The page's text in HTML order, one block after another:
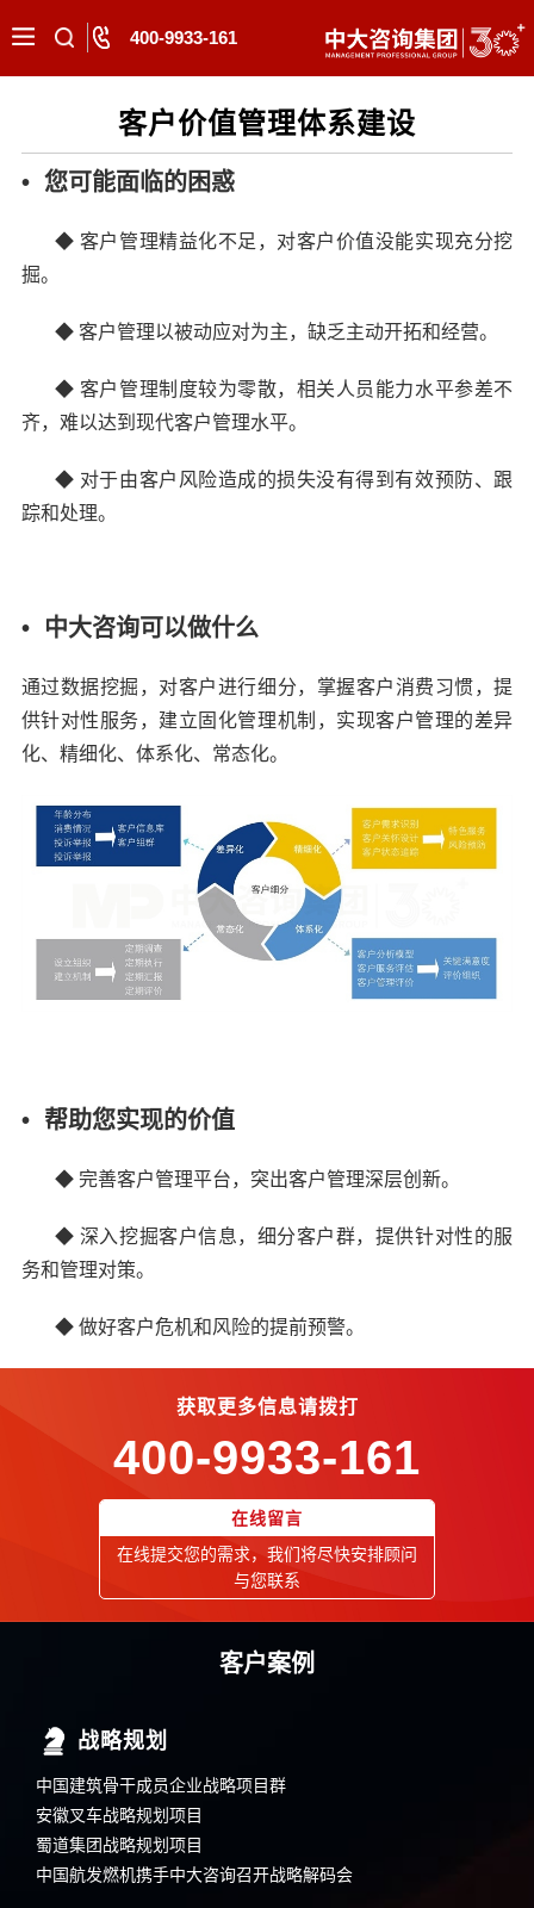
400-9933-161
客户价值管理体系建设
• 您可能面临的困惑
◆ 客户管理精益化不足，对客户价值没能实现充分挖
掘。
◆ 客户管理以被动应对为主，缺乏主动开拓和经营。
◆ 客户管理制度较为零散，相关人员能力水平参差不
齐，难以达到现代客户管理水平。
◆ 对于由客户风险造成的损失没有得到有效预防、跟
踪和处理。
• 中大咨询可以做什么
通过数据挖掘，对客户进行细分，掌握客户消费习惯，提
供针对性服务，建立固化管理机制，实现客户管理的差异
化、精细化、体系化、常态化。
• 帮助您实现的价值
◆ 完善客户管理平台，突出客户管理深层创新。
◆ 深入挖掘客户信息，细分客户群，提供针对性的服
务和管理对策。
◆ 做好客户危机和风险的提前预警。
获取更多信息请拨打
400-9933-161
在线留言
在线提交您的需求，我们将尽快安排顾问
与您联系
客户案例
战略规划
中国建筑骨干成员企业战略项目群
安徽叉车战略规划项目
蜀道集团战略规划项目
中国航发燃机携手中大咨询召开战略解码会